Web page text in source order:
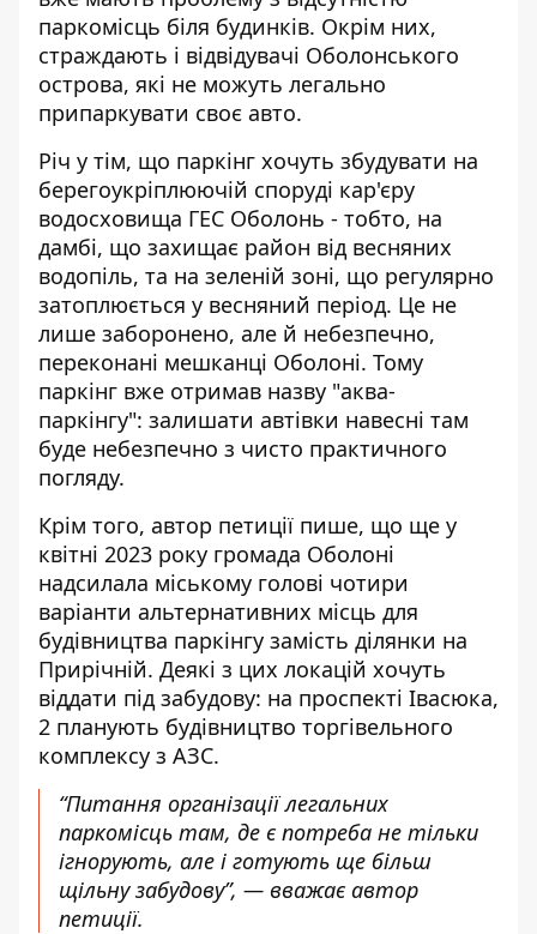
паркомісць біля будинків. Окрім них,
страждають і відвідувачі Оболонського
острова, які не можуть легально
припаркувати своє авто.
Річ у тім, що паркінг хочуть збудувати на
берегоукріплюючій споруді кар'єру
водосховища ГЕС Оболонь - тобто, на
дамбі, що захищає район від весняних
водопіль, та на зеленій зоні, що регулярно
затоплюється у весняний період. Це не
лише заборонено, але й небезпечно,
переконані мешканці Оболоні. Тому
паркінг вже отримав назву "аква-
паркінгу": залишати автівки навесні там
буде небезпечно з чисто практичного
погляду.
Крім того, автор петиції пише, що ще у
квітні 2023 року громада Оболоні
надсилала міському голові чотири
варіанти альтернативних місць для
будівництва паркінгу замість ділянки на
Прирічній. Деякі з цих локацій хочуть
віддати під забудову: на проспекті Івасюка,
2 планують будівництво торгівельного
комплексу з АЗС.
“Питання організації легальних
паркомісць там, де є потреба не тільки
ігнорують, але і готують ще більш
щільну забудову”, — вважає автор
петиції.